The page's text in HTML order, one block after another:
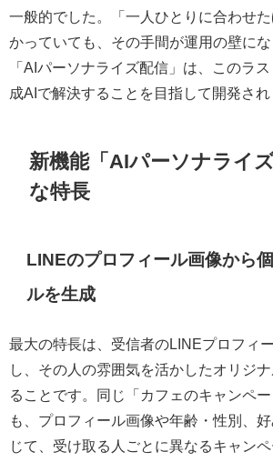
一般的でした。「一人ひとりに合わせ
かっていても、その手間が運用の壁にな
「AIパーソナライズ配信」は、このラ
成AIで解決することを目指して開発され
新機能「AIパーソナライ
な特長
LINEのプロフィール画像から
ルを生成
最大の特長は、受信者のLINEプロフィ
し、その人の雰囲気を活かしたオリジ
ることです。同じ「カフェのキャンペ
も、プロフィール画像や年齢・性別、
じて、受け取る人ごとに異なるキャン